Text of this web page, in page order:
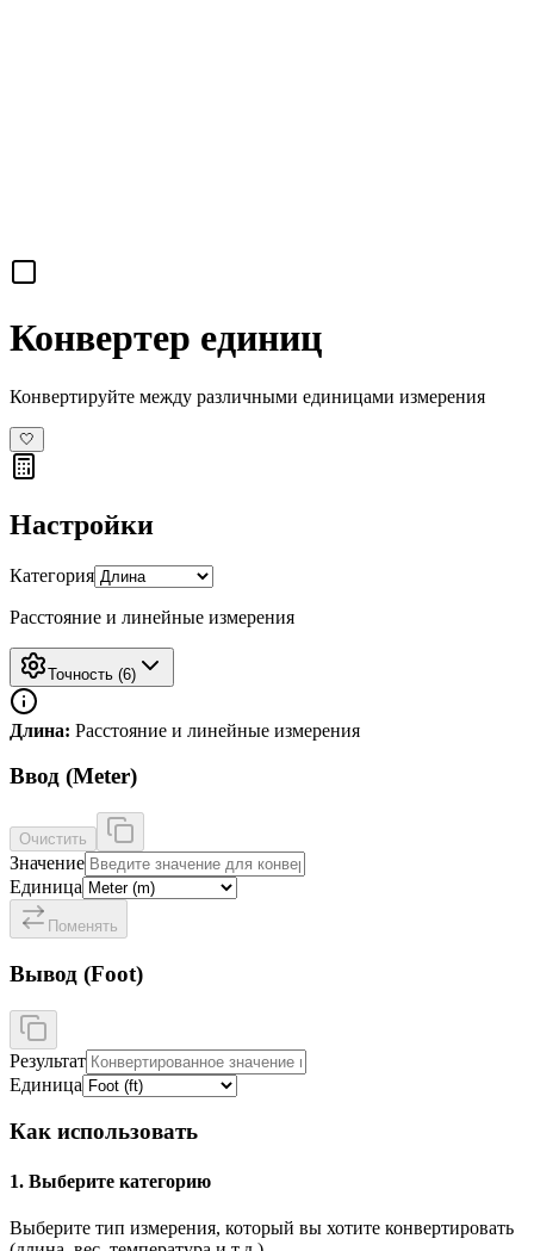
Конвертер единиц
Конвертируйте между различными единицами измерения
🤍
Настройки
Категория
Расстояние и линейные измерения
Точность (6)
Длина: Расстояние и линейные измерения
Ввод (Meter)
Очистить
Значение
Единица
Поменять
Вывод (Foot)
Результат
Единица
Как использовать
1. Выберите категорию
Выберите тип измерения, который вы хотите конвертировать